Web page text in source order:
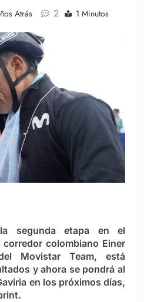
Atrás 2 1 Minutos
segunda etapa en el
colombiano Einer
Movistar Team, está
y ahora se pondrá al
en los próximos días,